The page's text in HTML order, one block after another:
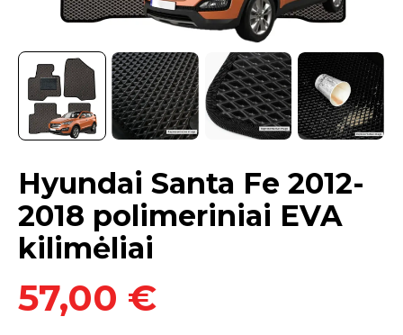
Hyundai Santa Fe 2012-
2018 polimeriniai EVA
kilimėliai
57,00 €